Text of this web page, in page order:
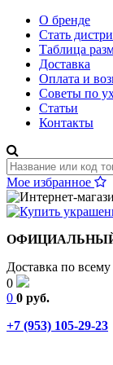
О бренде
Стать
Таблица
Доставка
Оплата и
Советы по
Статьи
Контакты
Мое избранное
Доставка по
0
0 0 руб.
+7 (953) 105-29-23